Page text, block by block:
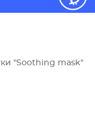
"Soothing mask"